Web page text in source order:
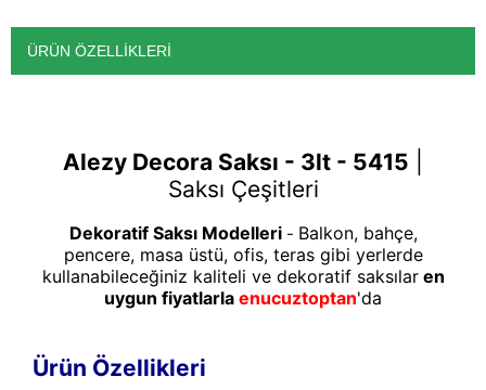
ÜRÜN ÖZELLIKLERI
Alezy Decora Saksı - 3lt - 5415
Saksı Çeşitleri
Dekoratif Saksı Modelleri- Balkon, bahçe,
pencere, masa üstü, ofis, teras gibi yerlerde
kullanabileceğiniz kaliteli ve dekoratif saksılaren
uygun fiyatlarla enucuztoptan'da
Ürün Özellikleri